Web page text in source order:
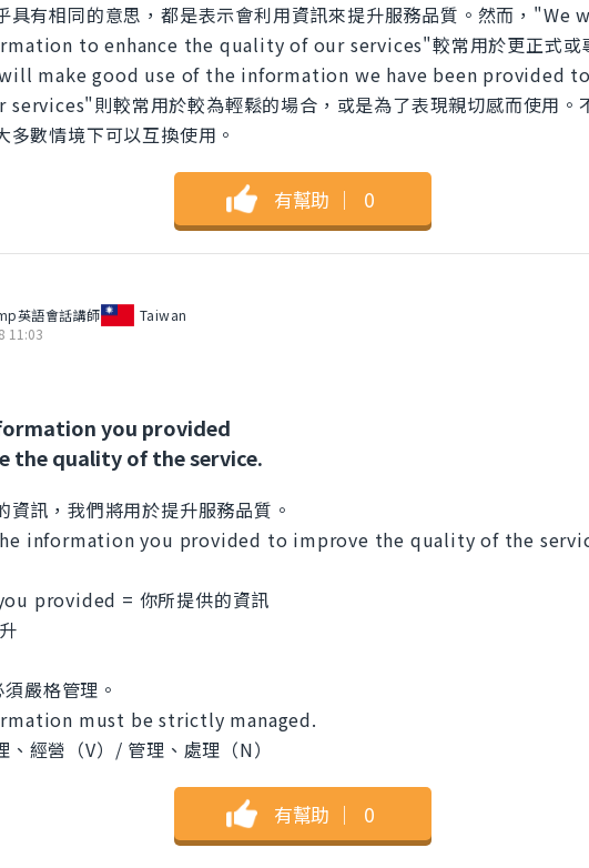
具有相同的意思，都是表示會利用資訊來提升服務品質。然而，
to enhance the quality of our services"較常用於更正式或
will make good use of the information we have been provided
則較常用於較為輕鬆的場合，或是為了表現親切感而使用。
多數情境下可以互換使用。
有幫助 ｜ 0
英語會話講師
Taiwan
11:03
you provided
the quality of the service.
資訊，我們將用於提升服務品質。
information you provided to improve the quality of the
provided = 你所提供的資訊
嚴格管理。
must be strictly managed.
經營（V）/ 管理、處理（N）
有幫助 ｜ 0